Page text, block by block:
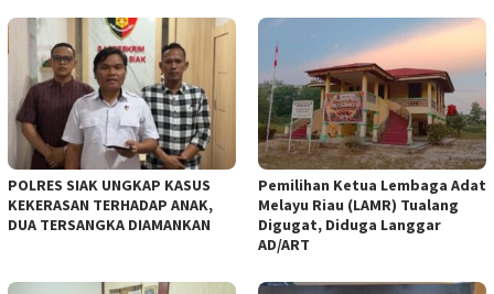
POLRES SIAK UNGKAP KASUS
KEKERASAN TERHADAP ANAK,
DUA TERSANGKA DIAMANKAN
Pemilihan Ketua Lembaga Adat
Melayu Riau (LAMR) Tualang
Digugat, Diduga Langgar
AD/ART